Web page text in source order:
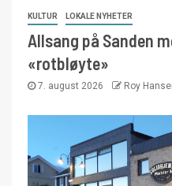
KULTUR LOKALE NYHETER
Allsang på Sanden
«rotbløyte»
7. august 2026 Roy